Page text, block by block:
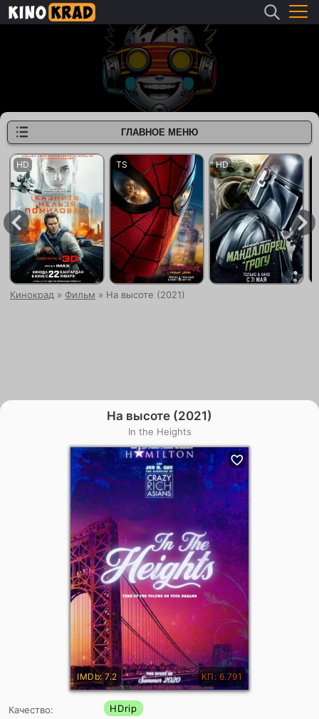
Кинокрад » Фильм » На высоте (2021)
На высоте (2021)
In the Heights
IMDb: 7.2 КП: 6.791
Качество:
HDrip
ГЛАВНОЕ МЕНЮ